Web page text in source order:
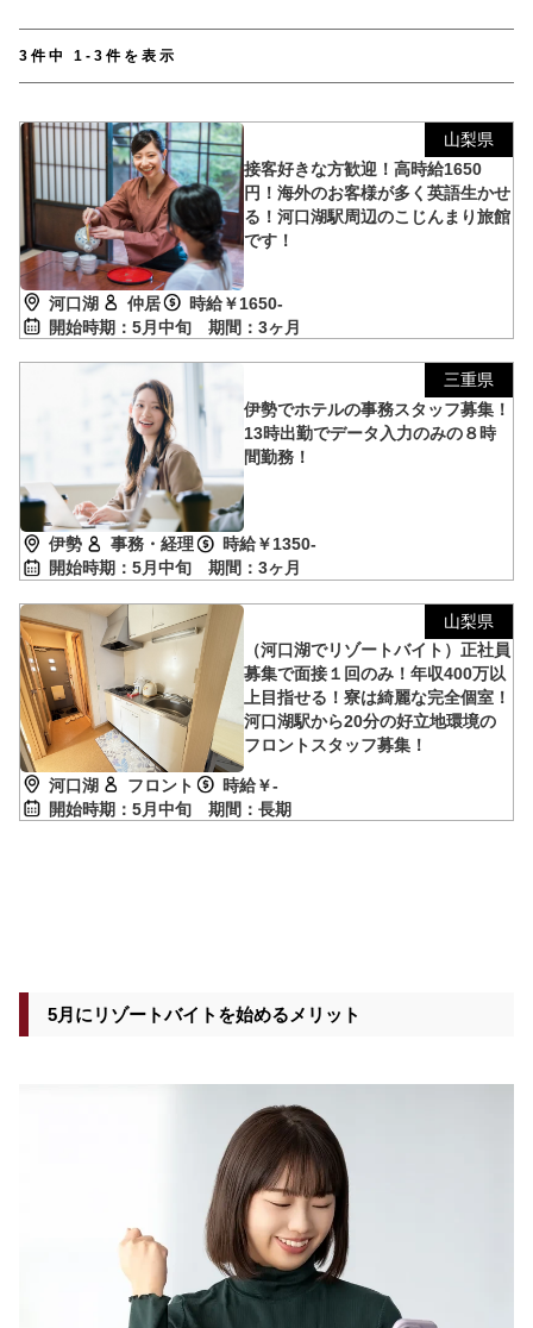
3件中 1-3件を表示
山梨県
接客好きな方歓迎！高時給1650
円！海外のお客様が多く英語生かせ
る！河口湖駅周辺のこじんまり旅館
です！
河口湖 仲居
時給￥1650-
開始時期：5月中旬 期間：3ヶ月
三重県
伊勢でホテルの事務スタッフ募集！
13時出勤でデータ入力のみの８時
間勤務！
伊勢 事務・経理
時給￥1350-
開始時期：5月中旬 期間：3ヶ月
山梨県
（河口湖でリゾートバイト）正社員
募集で面接１回のみ！年収400万以
上目指せる！寮は綺麗な完全個室！
河口湖駅から20分の好立地環境の
フロントスタッフ募集！
河口湖 フロント
時給￥-
開始時期：5月中旬 期間：長期
5月にリゾートバイトを始めるメリット